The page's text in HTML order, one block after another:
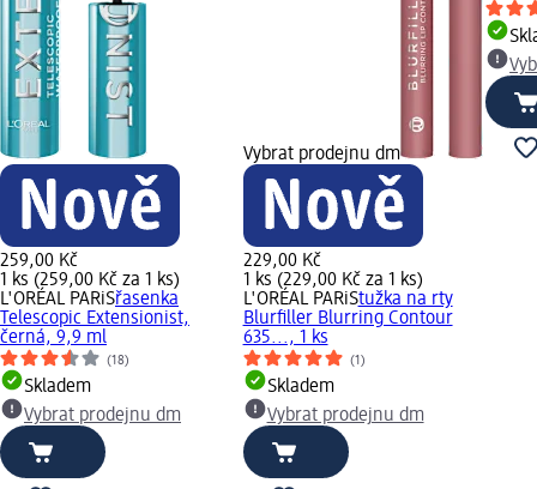
259,00 Kč
1 ks (259,00 Kč za 1 ks)
L'ORÉAL PARiSřasenka
Telescopic Extensionist,
černá, 9,9 ml
(18)
Skladem
Vybrat prodejnu dm
Vybrat prodejnu dm
229,00 Kč
1 ks (229,00 Kč za 1 ks)
L'ORÉAL PARiStužka na rty
Blurfiller Blurring Contour
635..., 1 ks
(1)
Skladem
Vybrat prodejnu dm